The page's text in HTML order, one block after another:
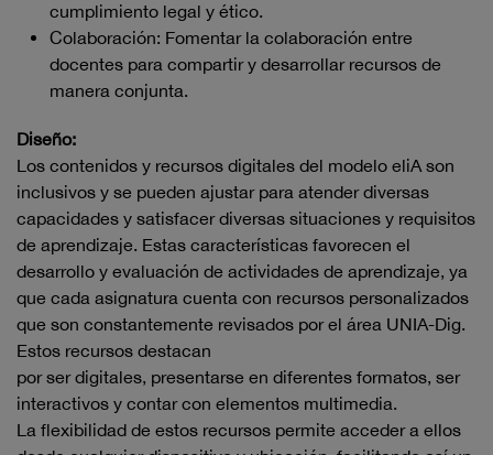
cumplimiento legal y ético.
Colaboración: Fomentar la colaboración entre
docentes para compartir y desarrollar recursos de
manera conjunta.
Diseño:
Los contenidos y recursos digitales del modelo eliA son
inclusivos y se pueden ajustar para atender diversas
capacidades y satisfacer diversas situaciones y requisitos
de aprendizaje. Estas características favorecen el
desarrollo y evaluación de actividades de aprendizaje, ya
que cada asignatura cuenta con recursos personalizados
que son constantemente revisados por el área UNIA-Dig.
Estos recursos destacan
por ser digitales, presentarse en diferentes formatos, ser
interactivos y contar con elementos multimedia.
La flexibilidad de estos recursos permite acceder a ellos